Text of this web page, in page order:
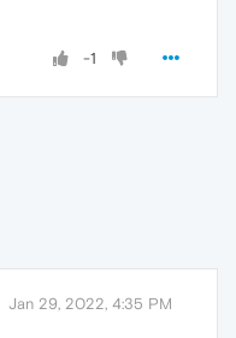
-1
Jan 29, 2022, 4:35 PM